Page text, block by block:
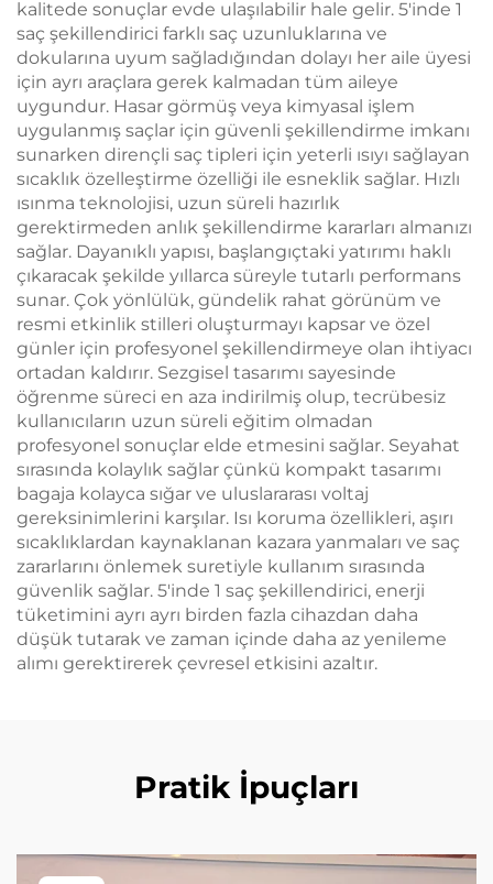
kalitede sonuçlar evde ulaşılabilir hale gelir. 5'inde 1
saç şekillendirici farklı saç uzunluklarına ve
dokularına uyum sağladığından dolayı her aile üyesi
için ayrı araçlara gerek kalmadan tüm aileye
uygundur. Hasar görmüş veya kimyasal işlem
uygulanmış saçlar için güvenli şekillendirme imkanı
sunarken dirençli saç tipleri için yeterli ısıyı sağlayan
sıcaklık özelleştirme özelliği ile esneklik sağlar. Hızlı
ısınma teknolojisi, uzun süreli hazırlık
gerektirmeden anlık şekillendirme kararları almanızı
sağlar. Dayanıklı yapısı, başlangıçtaki yatırımı haklı
çıkaracak şekilde yıllarca süreyle tutarlı performans
sunar. Çok yönlülük, gündelik rahat görünüm ve
resmi etkinlik stilleri oluşturmayı kapsar ve özel
günler için profesyonel şekillendirmeye olan ihtiyacı
ortadan kaldırır. Sezgisel tasarımı sayesinde
öğrenme süreci en aza indirilmiş olup, tecrübesiz
kullanıcıların uzun süreli eğitim olmadan
profesyonel sonuçlar elde etmesini sağlar. Seyahat
sırasında kolaylık sağlar çünkü kompakt tasarımı
bagaja kolayca sığar ve uluslararası voltaj
gereksinimlerini karşılar. Isı koruma özellikleri, aşırı
sıcaklıklardan kaynaklanan kazara yanmaları ve saç
zararlarını önlemek suretiyle kullanım sırasında
güvenlik sağlar. 5'inde 1 saç şekillendirici, enerji
tüketimini ayrı ayrı birden fazla cihazdan daha
düşük tutarak ve zaman içinde daha az yenileme
alımı gerektirerek çevresel etkisini azaltır.
Pratik İpuçları